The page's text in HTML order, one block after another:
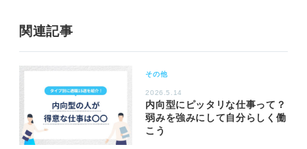
関連記事
その他
2026.5.14
内向型にピッタリな仕事って？
弱みを強みにして自分らしく働
こう